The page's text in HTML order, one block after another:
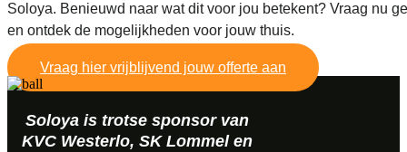
Soloya. Benieuwd naar wat dit voor jou betekent? Vraag nu
en ontdek de mogelijkheden voor jouw thuis.
Vraag hier vrijblijvend jouw offerte aan
Soloya is trotse sponsor van
KVC Westerlo, SK Lommel en